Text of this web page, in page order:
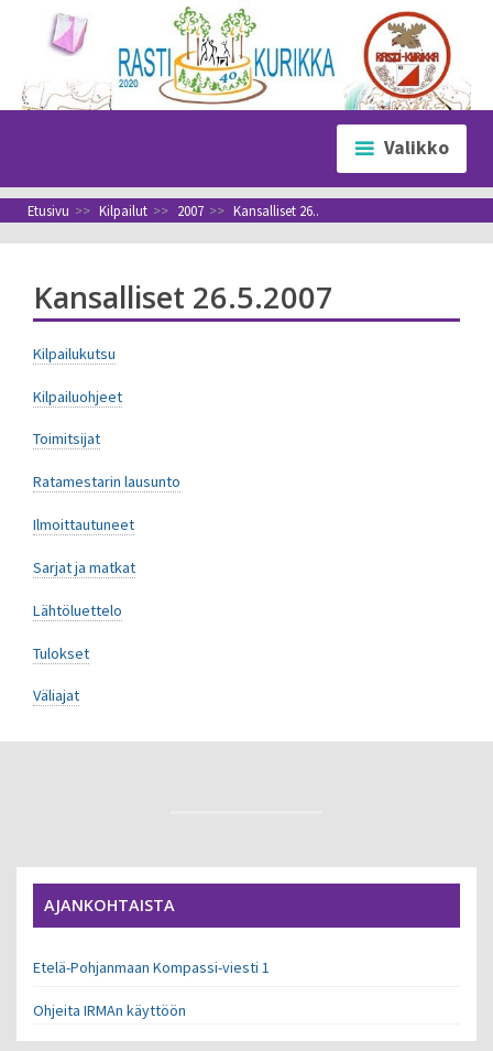
sisältöön
Valikko
Etusivu >> Kilpailut >> 2007 >> Kansalliset 26..
Kansalliset 26.5.2007
Kilpailukutsu
Kilpailuohjeet
Toimitsijat
Ratamestarin lausunto
Ilmoittautuneet
Sarjat ja matkat
Lähtöluettelo
Tulokset
Väliajat
AJANKOHTAISTA
Etelä-Pohjanmaan Kompassi-viesti 1
Ohjeita IRMAn käyttöön